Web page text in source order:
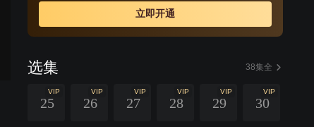
立即开通
选集 38集全
VIP
25
VIP
26
VIP
27
VIP
28
VIP
29
VIP
30